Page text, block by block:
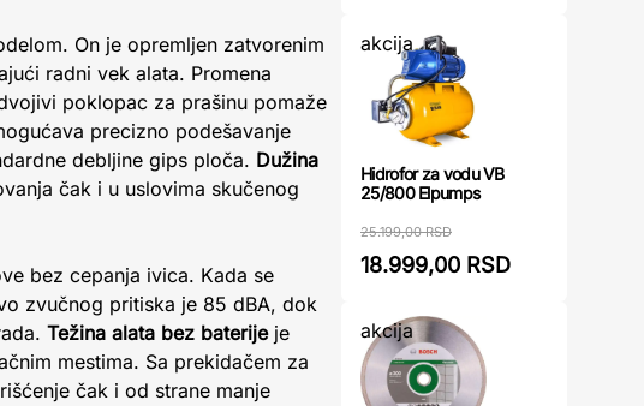
On je opremljen zatvorenim
radni vek alata. Promena
poklopac za prašinu pomaže
precizno podešavanje
debljine gips ploča. Dužina
čak i u uslovima skučenog
bez cepanja ivica. Kada se
zvučnog pritiska je 85 dBA, dok
Težina alata bez baterijeje
mestima. Sa prekidačem za
čak i od strane manje
akcija
Hidrofor za vodu VB
25/800 Elpumps
25.199,00 RSD
18.999,00 RSD
akcija